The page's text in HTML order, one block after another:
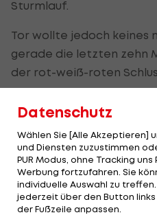
Sturmlauf.
Tor wollte jedoch keines
gerade die letzten zehn
der rot-weiß-roten
Kopf die Matchbälle.
Mejia hervorragend,
am Tor vorbei.
Doch auch Panama
Platz gehen können,
Datenschutz
Wählen Sie [Alle Akzeptieren]
und Diensten zuzustimmen
PUR Modus, ohne Tracking
Werbung fortzufahren. Sie
individuelle Auswahl zu
jederzeit über den Button links
der Fußzeile anpassen.